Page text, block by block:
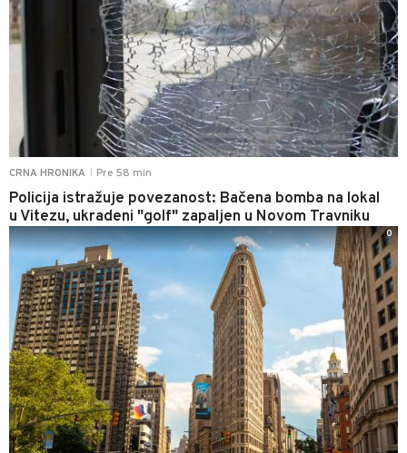
CRNA HRONIKA Pre 58 min
Policija istražuje povezanost: Bačena bomba na lokal
u Vitezu, ukradeni "golf" zapaljen u Novom Travniku
0